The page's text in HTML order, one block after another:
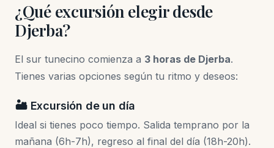
¿Qué excursión elegir desde
Djerba?
El sur tunecino comienza a 3 horas de Djerba.
Tienes varias opciones según tu ritmo y deseos:
🏜️ Excursión de un día
Ideal si tienes poco tiempo. Salida temprano por la
mañana (6h-7h), regreso al final del día (18h-20h).